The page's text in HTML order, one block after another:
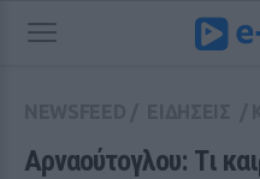
Αρναούτογλου: Tι